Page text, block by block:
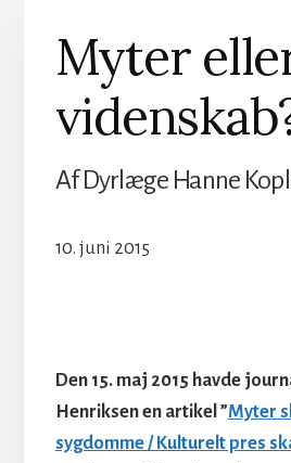
Myter
Af Dyrlæge Hanne
10. juni 2015
Den 15. maj 2015 havde
Henriksen en artikel ”Myter
sygdomme / Kulturelt pres